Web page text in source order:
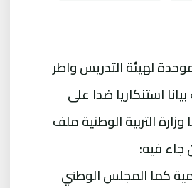
لهيئة التدريس واطر
استنكاريا ضدا على
وزارة التربية الوطنية ملف
جاء فيه:
كما المجلس الوطني